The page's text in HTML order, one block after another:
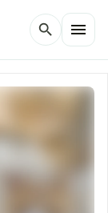
search menu